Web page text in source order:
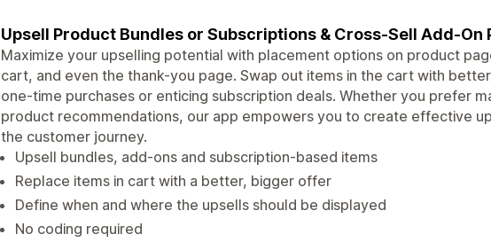
Upsell Product Bundles or Subscriptions & Cross-Sell Add-On
Maximize your upselling potential with placement options on product
cart, and even the thank-you page. Swap out items in the cart with
one-time purchases or enticing subscription deals. Whether you prefer
product recommendations, our app empowers you to create effective
the customer journey.
Upsell bundles, add-ons and subscription-based items
Replace items in cart with a better, bigger offer
Define when and where the upsells should be displayed
No coding required